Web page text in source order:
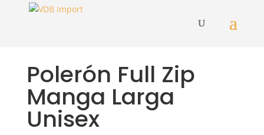
Polerón Full Zip
Manga Larga
Unisex